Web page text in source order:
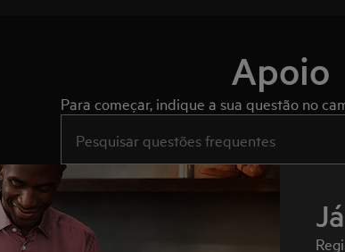
Apoio
Para começar, indique a sua questão no